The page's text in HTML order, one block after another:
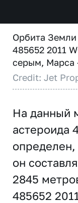
Орбита Земли
485652 2011
серым, Марса
Credit: Jet
На данный
астероида
определен,
он
2845
485652